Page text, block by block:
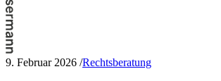
9. Februar 2026 /Rechtsberatung